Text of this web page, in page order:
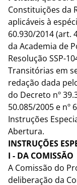
Constituições da
aplicáveis à
60.930/2014 (art.
da Academia de
Resolução SSP-
Transitórias em
redação dada
do Decreto nº
50.085/2005 e nº
Instruções
Abertura.
INSTRUÇÕES
I - DA COMISSÃO
A Comissão do
deliberação da